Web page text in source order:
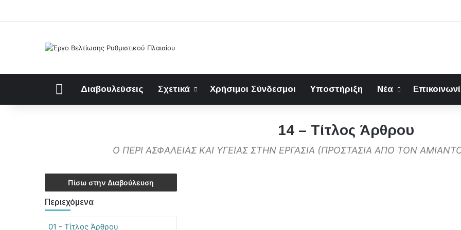
ΑρχικήΔιαβουλεύσεις Σχετικά Χρήσιμοι Σύνδεσμοι Υποστήριξη Νέα
14 – Τίτλος Άρθρου
Ο ΠΕΡΙ ΑΣΦΑΛΕΙΑΣ ΚΑΙ ΥΓΕΙΑΣ ΣΤΗΝ ΕΡΓΑΣΙΑ (ΠΡΟΣΤΑΣΙΑ ΑΠΟ ΤΟΝ
Πίσω στην Διαβούλευση
Περιεχόμενα
01 - Τίτλος Άρθρου